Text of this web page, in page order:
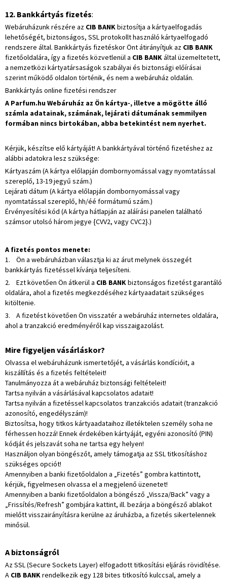
12. Bankkártyás fizetés:
Webáruházunk részére az CIB BANKbiztosítja a kártyaelfogadás
lehetőségét, biztonságos, SSL protokollt használó kártyaelfogadó
rendszere által. Bankkártyás fizetéskor Önt átirányítjuk az CIB BANK
fizetőoldalára, így a fizetés közvetlenül a CIB BANKáltal üzemeltetett,
a nemzetközi kártyatársaságok szabályai és biztonsági előírásai
szerint működő oldalon történik, és nem a webáruház oldalán.
Bankkártyás online fizetési rendszer
A Parfum.hu Webáruház az Ön kártya-, illetve a mögötte álló
számla adatainak, számának, lejárati dátumának semmilyen
formában nincs birtokában, abba betekintést nem nyerhet.
Kérjük, készítse elő kártyáját! A bankkártyával történő fizetéshez az
alábbi adatokra lesz szüksége:
Kártyaszám (A kártya előlapján dombornyomással vagy nyomtatással
szereplő, 13-19 jegyű szám.)
Lejárati dátum (A kártya előlapján dombornyomással vagy
nyomtatással szereplő, hh/éé formátumú szám.)
Érvényesítési kód (A kártya hátlapján az aláírási panelen található
számsor utolsó három jegye {CVV2, vagy CVC2}.)
A fizetés pontos menete:
1. Ön a webáruházban választja ki az árut melynek összegét
bankkártyás fizetéssel kívánja teljesíteni.
2. Ezt követően Ön átkerül a CIB BANKbiztonságos fizetést garantáló
oldalára, ahol a fizetés megkezdéséhez kártyaadatait szükséges
kitöltenie.
3. A fizetést követően Ön visszatér a webáruház internetes oldalára,
ahol a tranzakció eredményéről kap visszaigazolást.
Mire figyeljen vásárláskor?
Olvassa el webáruházunk ismertetőjét, a vásárlás kondícióit, a
kiszállítás és a fizetés feltételeit!
Tanulmányozza át a webáruház biztonsági feltételeit!
Tartsa nyilván a vásárlásával kapcsolatos adatait!
Tartsa nyilván a fizetéssel kapcsolatos tranzakciós adatait (tranzakció
azonosító, engedélyszám)!
Biztosítsa, hogy titkos kártyaadataihoz illetéktelen személy soha ne
férhessen hozzá! Ennek érdekében kártyáját, egyéni azonosító (PIN)
kódját és jelszavát soha ne tartsa egy helyen!
Használjon olyan böngészőt, amely támogatja az SSL titkosításhoz
szükséges opciót!
Amennyiben a banki fizetőoldalon a „Fizetés” gombra kattintott,
kérjük, figyelmesen olvassa el a megjelenő üzenetet!
Amennyiben a banki fizetőoldalon a böngésző „Vissza/Back” vagy a
„Frissítés/Refresh” gombjára kattint, ill. bezárja a böngésző ablakot
mielőtt visszairányításra kerülne az áruházba, a fizetés sikertelennek
minősül.
A biztonságról
Az SSL (Secure Sockets Layer) elfogadott titkosítási eljárás rövidítése.
A CIB BANKrendelkezik egy 128 bites titkosító kulccsal, amely a